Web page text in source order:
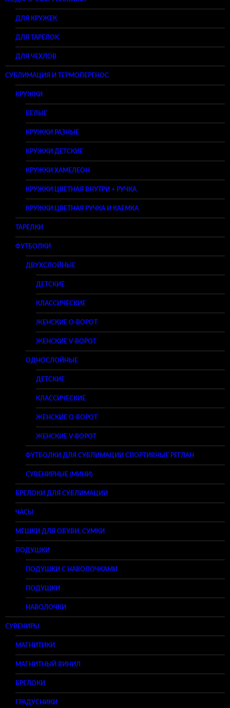
ДЛЯ КРУЖЕК
ДЛЯ ТАРЕЛОК
ДЛЯ ЧЕХЛОВ
СУБЛИМАЦИЯ И ТЕРМОПЕРЕНОС
КРУЖКИ
БЕЛЫЕ
КРУЖКИ РАЗНЫЕ
КРУЖКИ ДЕТСКИЕ
КРУЖКИ ХАМЕЛЕОН
КРУЖКИ ЦВЕТНАЯ ВНУТРИ + РУЧКА
КРУЖКИ ЦВЕТНАЯ РУЧКА И КАЕМКА
ТАРЕЛКИ
ФУТБОЛКИ
ДВУХСЛОЙНЫЕ
ДЕТСКИЕ
КЛАССИЧЕСКИЕ
ЖЕНСКИЕ O-ВОРОТ
ЖЕНСКИЕ V-ВОРОТ
ОДНОСЛОЙНЫЕ
ДЕТСКИЕ
КЛАССИЧЕСКИЕ
ЖЕНСКИЕ O-ВОРОТ
ЖЕНСКИЕ V-ВОРОТ
ФУТБОЛКИ ДЛЯ СУБЛИМАЦИИ СПОРТИВНЫЕ РЕГЛАН
СУВЕНИРНЫЕ (МИНИ)
БРЕЛОКИ ДЛЯ СУБЛИМАЦИИ
ЧАСЫ
МЕШКИ ДЛЯ ОБУВИ, СУМКИ
ПОДУШКИ
ПОДУШКИ С НАВОЛОЧКАМИ
ПОДУШКИ
НАВОЛОЧКИ
СУВЕНИРЫ
МАГНИТИКИ
МАГНИТНЫЙ ВИНИЛ
БРЕЛОКИ
ГРАДУСНИКИ